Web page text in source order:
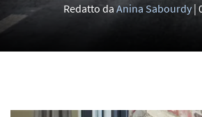
Redatto daAnina Sabourdy